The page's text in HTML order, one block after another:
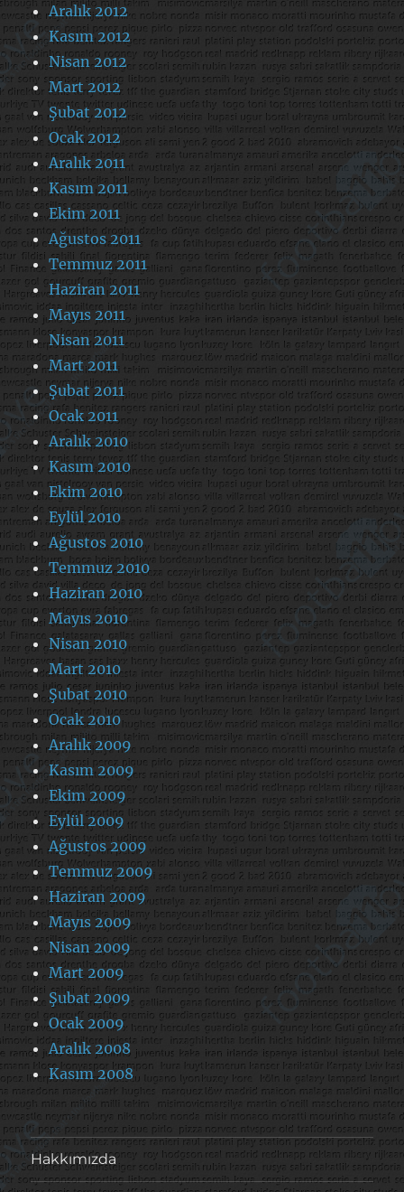
Aralık 2012
Kasım 2012
Nisan 2012
Mart 2012
Şubat 2012
Ocak 2012
Aralık 2011
Kasım 2011
Ekim 2011
Ağustos 2011
Temmuz 2011
Haziran 2011
Mayıs 2011
Nisan 2011
Mart 2011
Şubat 2011
Ocak 2011
Aralık 2010
Kasım 2010
Ekim 2010
Eylül 2010
Ağustos 2010
Temmuz 2010
Haziran 2010
Mayıs 2010
Nisan 2010
Mart 2010
Şubat 2010
Ocak 2010
Aralık 2009
Kasım 2009
Ekim 2009
Eylül 2009
Ağustos 2009
Temmuz 2009
Haziran 2009
Mayıs 2009
Nisan 2009
Mart 2009
Şubat 2009
Ocak 2009
Aralık 2008
Kasım 2008
Hakkımızda